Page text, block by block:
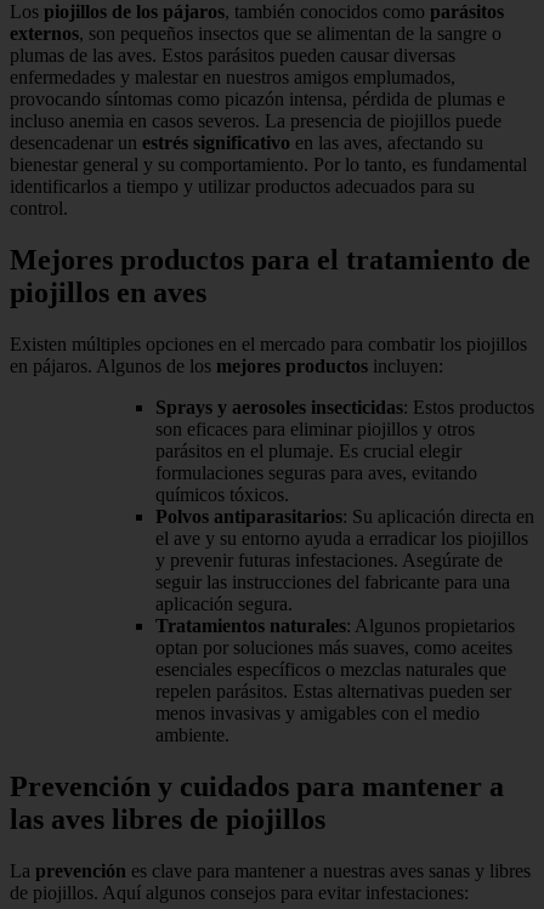
Los piojillos de los pájaros, también conocidos como parásitos
externos, son pequeños insectos que se alimentan de la sangre o
plumas de las aves. Estos parásitos pueden causar diversas
enfermedades y malestar en nuestros amigos emplumados,
provocando síntomas como picazón intensa, pérdida de plumas e
incluso anemia en casos severos. La presencia de piojillos puede
desencadenar un estrés significativo en las aves, afectando su
bienestar general y su comportamiento. Por lo tanto, es fundamental
identificarlos a tiempo y utilizar productos adecuados para su
control.
Mejores productos para el tratamiento de
piojillos en aves
Existen múltiples opciones en el mercado para combatir los piojillos
en pájaros. Algunos de los mejores productos incluyen:
Sprays y aerosoles insecticidas: Estos productos
son eficaces para eliminar piojillos y otros
parásitos en el plumaje. Es crucial elegir
formulaciones seguras para aves, evitando
químicos tóxicos.
Polvos antiparasitarios: Su aplicación directa en
el ave y su entorno ayuda a erradicar los piojillos
y prevenir futuras infestaciones. Asegúrate de
seguir las instrucciones del fabricante para una
aplicación segura.
Tratamientos naturales: Algunos propietarios
optan por soluciones más suaves, como aceites
esenciales específicos o mezclas naturales que
repelen parásitos. Estas alternativas pueden ser
menos invasivas y amigables con el medio
ambiente.
Prevención y cuidados para mantener a
las aves libres de piojillos
La prevención es clave para mantener a nuestras aves sanas y libres
de piojillos. Aquí algunos consejos para evitar infestaciones: